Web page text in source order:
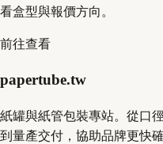
看盒型與報價方向。
前往查看
papertube.tw
紙罐與紙管包裝專站。從口
到量產交付，協助品牌更快